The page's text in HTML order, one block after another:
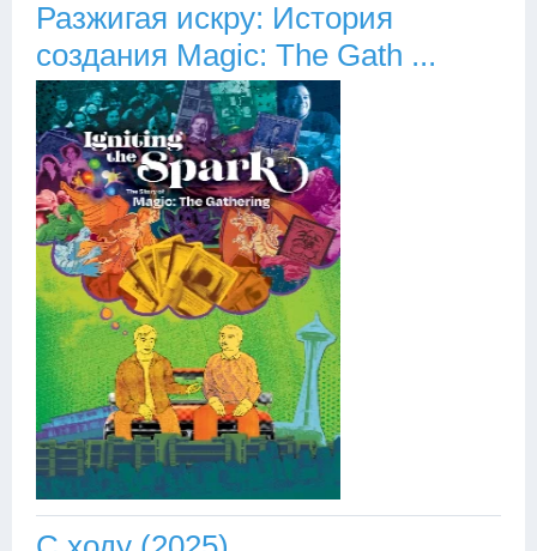
Разжигая искру: История
создания Magic: The Gath ...